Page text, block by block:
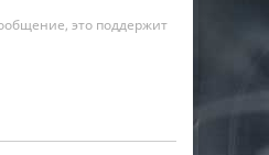
это поддержит